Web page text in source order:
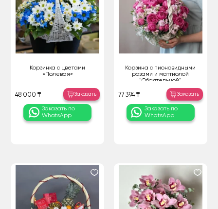
Корзинка с цветами
«Полевая»
48 000 ₸ Заказать
Заказать по
WhatsApp
Корзина с пионовидными
розами и маттиолой
"Обаятельной"
77 394 ₸ Заказать
Заказать по
WhatsApp